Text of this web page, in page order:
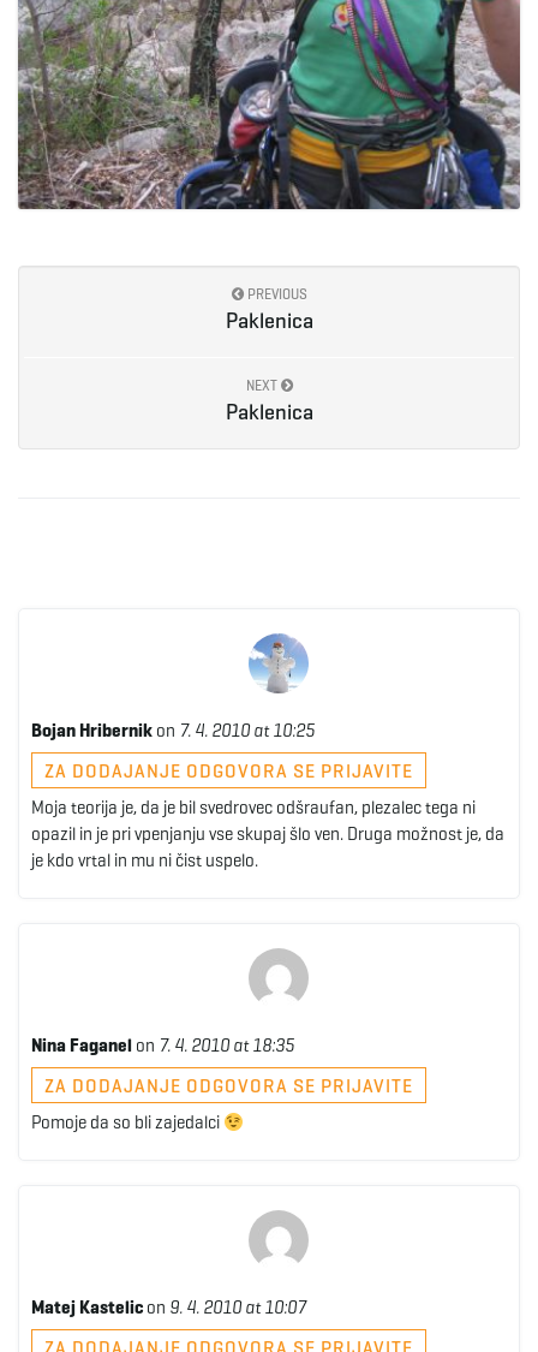
PREVIOUS
Paklenica
NEXT
Paklenica
Bojan Hribernik on 7. 4. 2010 at 10:25
ZA DODAJANJE ODGOVORA SE PRIJAVITE
Moja teorija je, da je bil svedrovec odšraufan, plezalec tega ni
opazil in je pri vpenjanju vse skupaj šlo ven. Druga možnost je, da
je kdo vrtal in mu ni čist uspelo.
Nina Faganel on 7. 4. 2010 at 18:35
ZA DODAJANJE ODGOVORA SE PRIJAVITE
Pomoje da so bli zajedalci
Matej Kastelic on 9. 4. 2010 at 10:07